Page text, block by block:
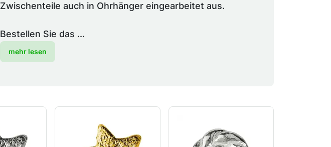
Zwischenteile auch in Ohrhänger eingearbeitet aus.
Bestellen Sie das ...
mehr lesen